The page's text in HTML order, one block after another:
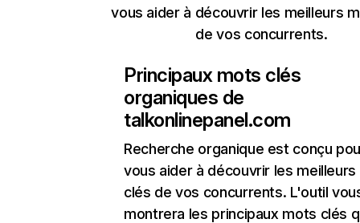
vous aider à découvrir les meilleurs
de vos concurrents.
Principaux mots clés
organiques de
talkonlinepanel.com
Recherche organique est conçu
vous aider à découvrir les
clés de vos concurrents. L'outil
montrera les principaux mots clés